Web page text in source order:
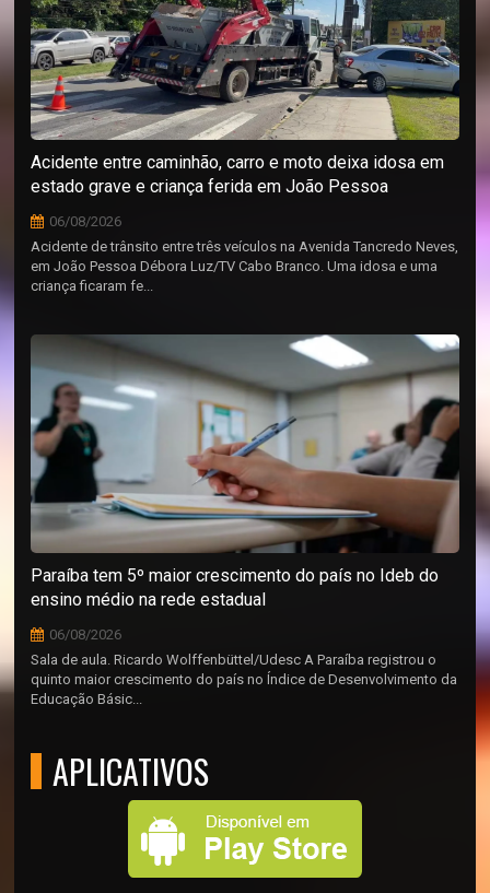
Acidente entre caminhão, carro e moto deixa idosa em
estado grave e criança ferida em João Pessoa
06/08/2026
Acidente de trânsito entre três veículos na Avenida Tancredo Neves,
em João Pessoa Débora Luz/TV Cabo Branco. Uma idosa e uma
criança ficaram fe...
Paraíba tem 5º maior crescimento do país no Ideb do
ensino médio na rede estadual
06/08/2026
Sala de aula. Ricardo Wolffenbüttel/Udesc A Paraíba registrou o
quinto maior crescimento do país no Índice de Desenvolvimento da
Educação Básic...
APLICATIVOS